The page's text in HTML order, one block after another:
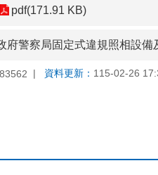
pdf(171.91 KB)
府警察局固定式違規照相設
資料更新： 115-02-26